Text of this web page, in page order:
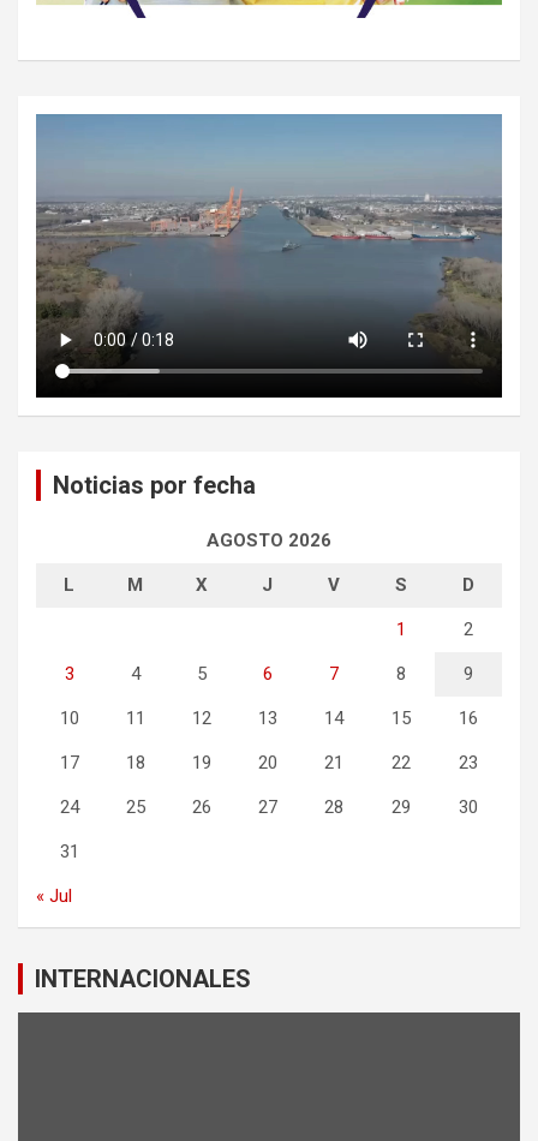
Noticias por fecha
AGOSTO 2026
L M X J V S D
1 2
3 4 5 6 7 8 9
10 11 12 13 14 15 16
17 18 19 20 21 22 23
24 25 26 27 28 29 30
31
« Jul
INTERNACIONALES